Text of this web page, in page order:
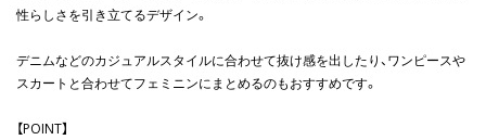
性らしさを引き立てるデザイン。
デニムなどのカジュアルスタイルに合わせて抜け感を出したり、ワンピースや
スカートと合わせてフェミニンにまとめるのもおすすめです。
【POINT】